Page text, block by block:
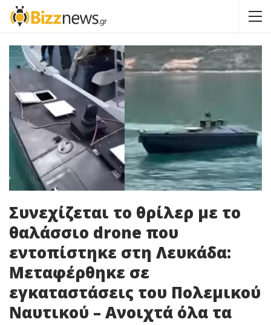
Συνεχίζεται το θρίλερ με το
θαλάσσιο drone που
εντοπίστηκε στη Λευκάδα:
Μεταφέρθηκε σε
εγκαταστάσεις του Πολεμικού
Ναυτικού – Ανοιχτά όλα τα